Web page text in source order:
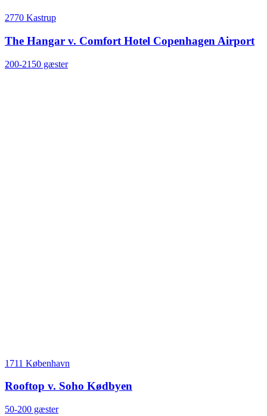
2770 Kastrup
The Hangar v. Comfort Hotel Copenhagen Airport
200-2150 gæster
1711 København
Rooftop v. Soho Kødbyen
50-200 gæster